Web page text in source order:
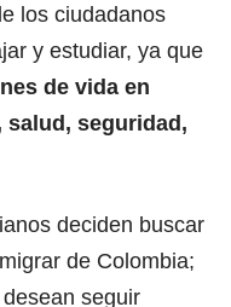
los ciudadanos
y estudiar, ya que
de vida en
salud, seguridad,
deciden buscar
de Colombia;
seguir